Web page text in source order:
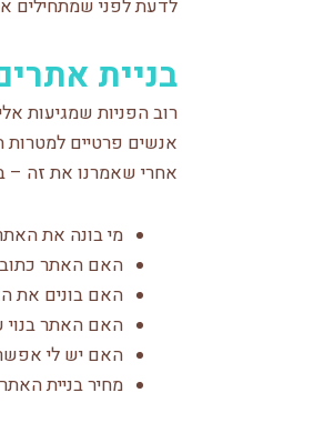
לדעת לפני שמתחילים
בניית
רוב הפניות שמגיעות
אנשים פרטיים למטרות
אחרי שאמרנו את זה –
מי בונה את
האם האתר
האם בונים את
האם האתר
האם יש לי
מחיר בניית